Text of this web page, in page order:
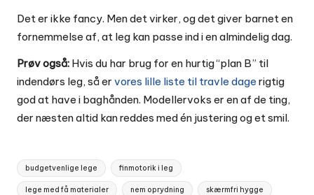
Det er ikke fancy. Men det virker, og det giver barnet en
fornemmelse af, at leg kan passe ind i en almindelig dag.
Prøv også: Hvis du har brug for en hurtig “plan B” til
indendørs leg, så er vores lille liste til travle dage rigtig
god at have i baghånden. Modellervoks er en af de ting,
der næsten altid kan reddes med én justering og et smil.
Tags:
budgetvenlige lege finmotorik i leg
lege med få materialer nem oprydning skærmfri hygge